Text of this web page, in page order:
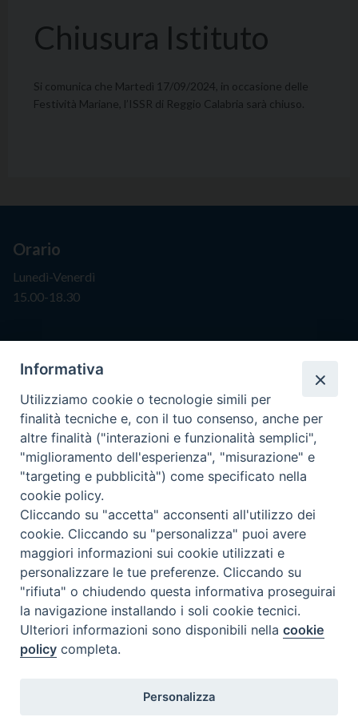
Chiusura Istituto
Si comunica che Martedì 17/09/2024, in occasione delle
Festività Mariane, l’ISSR di Reggio Calabria sarà chiuso.
Istituto Superiore di Scienze Religiose
"Mons. Vincenzo Zoccali"
Via Pio XI, 236 - 89133 Reggio Calabria
Tel. 0965593575
Fax 0965597484
Orario
Lunedì-Venerdì
15.00-18.30
Informativa
Utilizziamo cookie o tecnologie simili per
finalità tecniche e, con il tuo consenso, anche per
altre finalità ("interazioni e funzionalità semplici",
"miglioramento dell'esperienza", "misurazione" e
"targeting e pubblicità") come specificato nella
cookie policy.
Cliccando su "accetta" acconsenti all'utilizzo dei
cookie. Cliccando su "personalizza" puoi avere
maggiori informazioni sui cookie utilizzati e
personalizzare le tue preferenze. Cliccando su
"rifiuta" o chiudendo questa informativa proseguirai
la navigazione installando i soli cookie tecnici.
Ulteriori informazioni sono disponibili nellacookie
policy completa.
Personalizza